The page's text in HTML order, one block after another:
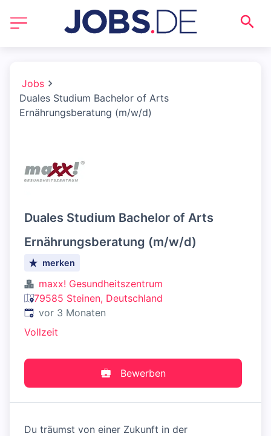
Jobs
Duales Studium Bachelor of Arts
Ernährungsberatung (m/w/d)
Duales Studium Bachelor of Arts
Ernährungsberatung (m/w/d)
merken
maxx! Gesundheitszentrum
79585 Steinen, Deutschland
Veröffentlicht:
vor 3 Monaten
Vollzeit
Bewerben
Du träumst von einer Zukunft in der